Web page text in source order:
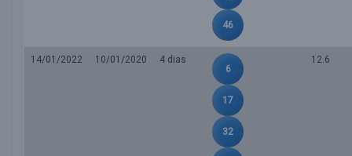
46
14/01/2022 10/01/2020
4 dias
6
17
32
12.6